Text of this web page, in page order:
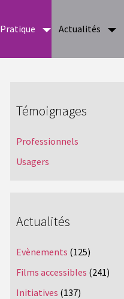
Pratique Actualités
Témoignages
Professionnels
Usagers
Actualités
Evènements (125)
Films accessibles (241)
Initiatives (137)